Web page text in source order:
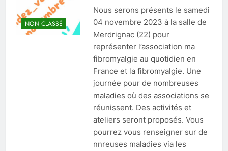
NON CLASSÉ
Nous serons présents le samedi
04 novembre 2023 à la salle de
Merdrignac (22) pour
représenter l’association ma
fibromyalgie au quotidien en
France et la fibromyalgie. Une
journée pour de nombreuses
maladies où des associations se
réunissent. Des activités et
ateliers seront proposés. Vous
pourrez vous renseigner sur de
nnreuses maladies via les